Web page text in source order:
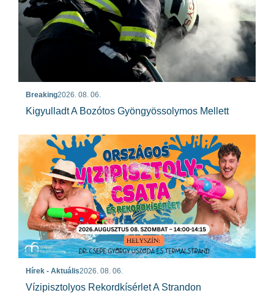
Breaking2026. 08. 06.
Kigyulladt A Bozótos Gyöngyössolymos Mellett
Hírek - Aktuális2026. 08. 06.
Vízipisztolyos Rekordkísérlet A Strandon